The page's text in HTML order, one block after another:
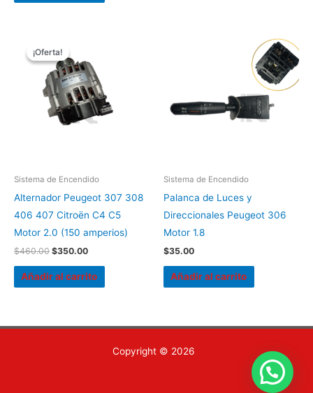
¡Oferta!
¡Oferta!
Sistema de Encendido
Alternador Peugeot 307 308
406 407 Citroën C4 C5
Motor 2.0 (150 amperios)
$460.00
precio
original
era:
$460.00.
$350.00
es:
$350.00.
Añadir al carrito
Sistema de Encendido
Palanca de Luces y
Direccionales Peugeot 306
Motor 1.8
$35.00
Añadir al carrito
Copyright © 2026